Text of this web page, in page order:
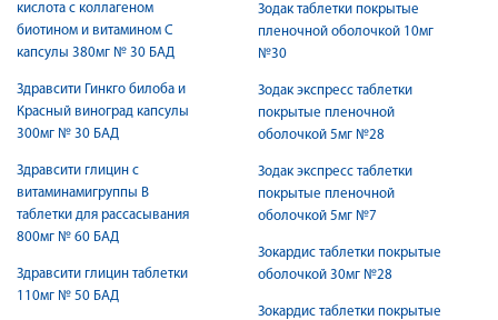
кислота с коллагеном
биотином и витамином С
капсулы 380мг № 30 БАД
Здравсити Гинкго билоба и
Красный виноград капсулы
300мг № 30 БАД
Здравсити глицин с
витаминамигруппы В
таблетки для рассасывания
800мг № 60 БАД
Здравсити глицин таблетки
110мг № 50 БАД
Зодак таблетки покрытые
пленочной оболочкой 10мг
№30
Зодак экспресс таблетки
покрытые пленочной
оболочкой 5мг №28
Зодак экспресс таблетки
покрытые пленочной
оболочкой 5мг №7
Зокардис таблетки покрытые
оболочкой 30мг №28
Зокардис таблетки покрытые